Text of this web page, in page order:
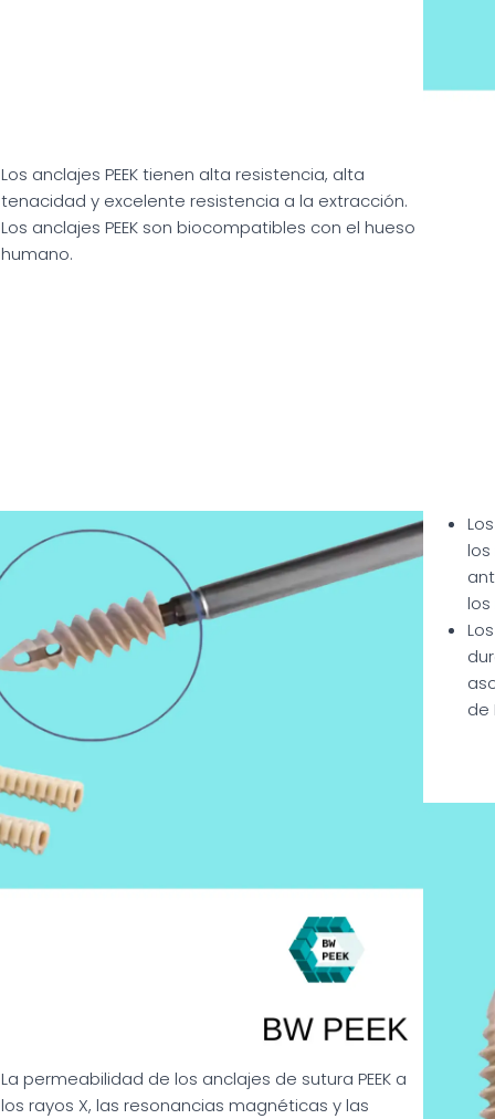
Los anclajes PEEK tienen alta resistencia, alta
tenacidad y excelente resistencia a la extracción.
Los anclajes PEEK son biocompatibles con el hueso
humano.
La permeabilidad de los anclajes de sutura PEEK a
los rayos X, las resonancias magnéticas y las
de